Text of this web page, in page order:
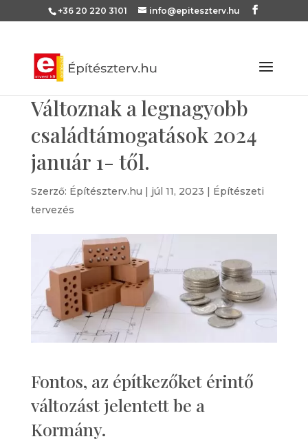
+36 20 220 3101 info@epiteszterv.hu
Változnak a legnagyobb
családtámogatások 2024
január 1- től.
Szerző: Építészterv.hu | júl 11, 2023 | Építészeti
tervezés
Fontos, az építkezőket érintő
változást jelentett be a
Kormány.